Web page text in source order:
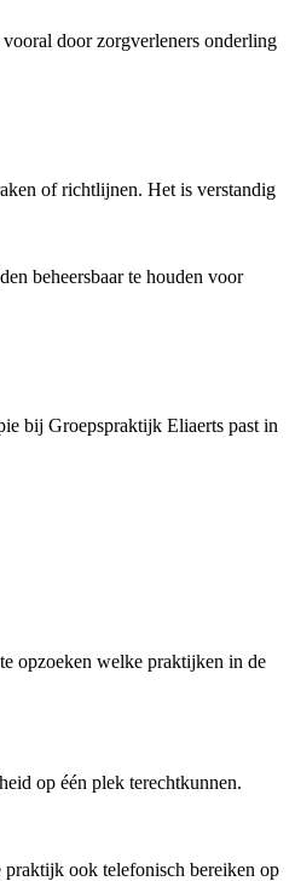
door zorgverleners onderling
of richtlijnen. Het is verstandig
beheersbaar te houden voor
bij Groepspraktijk Eliaerts past in
opzoeken welke praktijken in de
op één plek terechtkunnen.
praktijk ook telefonisch bereiken op